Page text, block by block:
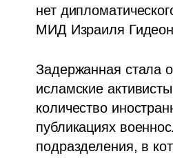
нет
МИД Израиля
Задержанная стала
исламские
количество
публикациях
подразделения, в